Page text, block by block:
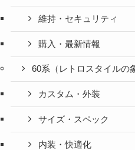
維持・セキュリティ
購入・最新情報
60系（レトロスタイルの
カスタム・外装
サイズ・スペック
内装・快適化